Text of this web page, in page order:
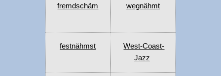
fremdschäm wegnähmt
festnähmst
West-Coast-
Jazz